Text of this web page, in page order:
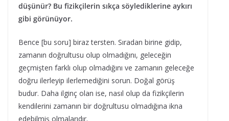
düşünür? Bu fizikçilerin sıkça söylediklerine aykırı
gibi görünüyor.
Bence [bu soru] biraz tersten. Sıradan birine gidip,
zamanın doğrultusu olup olmadığını, geleceğin
geçmişten farklı olup olmadığını ve zamanın geleceğe
doğru ilerleyip ilerlemediğini sorun. Doğal görüş
budur. Daha ilginç olan ise, nasıl olup da fizikçilerin
kendilerini zamanın bir doğrultusu olmadığına ikna
edebilmiş olmalarıdır.